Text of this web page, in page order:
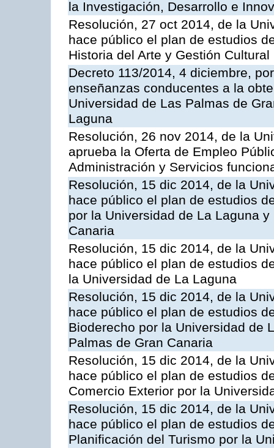
la Investigación, Desarrollo e
Resolución, 27 oct 2014, de la
hace público el plan de estudios
Historia del Arte y Gestión Cultural
Decreto 113/2014, 4 diciembre,
enseñanzas conducentes a la
Universidad de Las Palmas de
Laguna
Resolución, 26 nov 2014, de la
aprueba la Oferta de Empleo
Administración y Servicios
Resolución, 15 dic 2014, de la
hace público el plan de estudios
por la Universidad de La Laguna
Canaria
Resolución, 15 dic 2014, de la
hace público el plan de estudios
la Universidad de La Laguna
Resolución, 15 dic 2014, de la
hace público el plan de estudios
Bioderecho por la Universidad de
Palmas de Gran Canaria
Resolución, 15 dic 2014, de la
hace público el plan de estudios
Comercio Exterior por la
Resolución, 15 dic 2014, de la
hace público el plan de estudios
Planificación del Turismo por la